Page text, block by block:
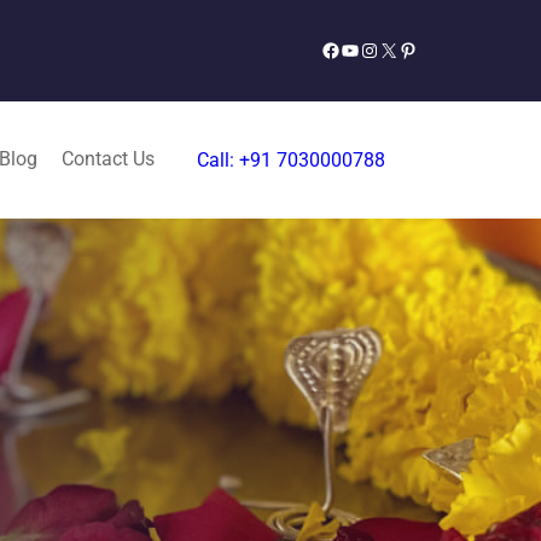
Facebook
YouTube
Instagram
X Pinterest
Contact Us Call: +91 7030000788